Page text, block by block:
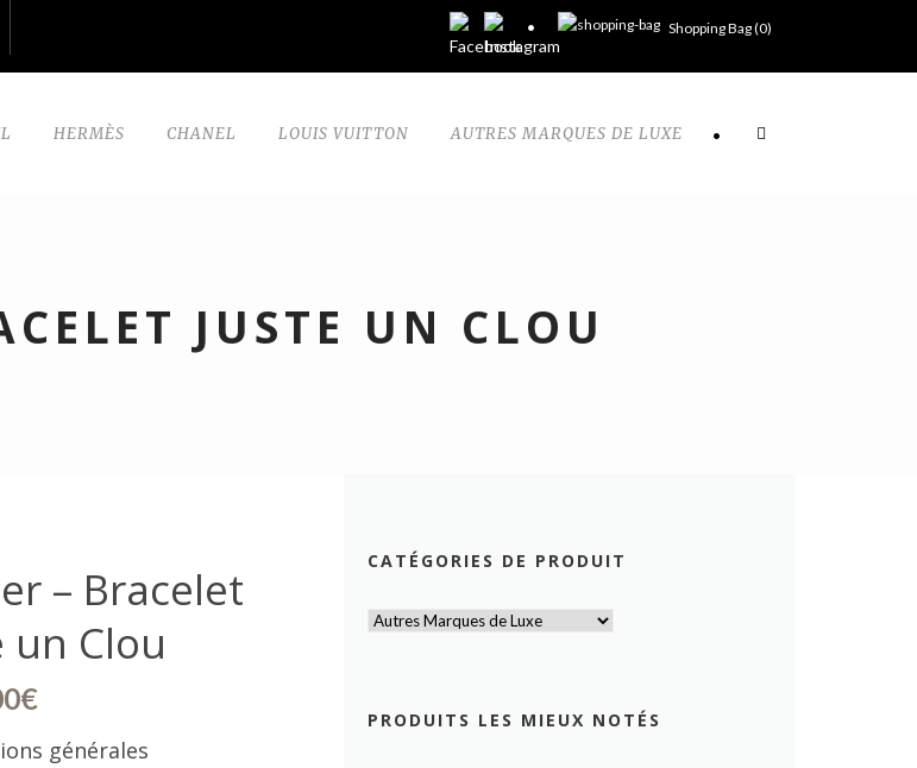
Shopping Bag (0)
HERMÈS CHANEL LOUIS VUITTON AUTRES MARQUES DE LUXE •
JUSTE UN CLOU
– Bracelet
un Clou
€
générales
CATÉGORIES DE PRODUIT
PRODUITS LES MIEUX NOTÉS